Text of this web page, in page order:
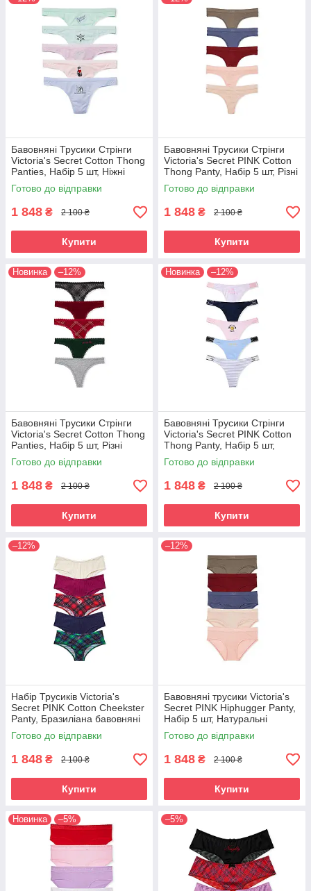
Бавовняні Трусики Стрінги
Victoria's Secret Cotton Thong
Panties, Набір 5 шт, Ніжні
кольори
Готово до відправки
1 848 ₴ 2 100 ₴
Купити
Бавовняні Трусики Стрінги
Victoria's Secret PINK Cotton
Thong Panty, Набір 5 шт, Різні
кольори (натуральні)
Готово до відправки
1 848 ₴ 2 100 ₴
Купити
Новинка –12%
Бавовняні Трусики Стрінги
Victoria's Secret Cotton Thong
Panties, Набір 5 шт, Різні
кольори
Готово до відправки
1 848 ₴ 2 100 ₴
Купити
Новинка –12%
Бавовняні Трусики Стрінги
Victoria's Secret PINK Cotton
Thong Panty, Набір 5 шт,
Кольорові смужка
Готово до відправки
1 848 ₴ 2 100 ₴
Купити
–12%
Набір Трусиків Victoria's
Secret PINK Cotton Cheekster
Panty, Бразиліана бавовняні
в рубчик, 5 шт
Готово до відправки
1 848 ₴ 2 100 ₴
Купити
–12%
Бавовняні трусики Victoria's
Secret PINK Hiphugger Panty,
Набір 5 шт, Натуральні
кольори
Готово до відправки
1 848 ₴ 2 100 ₴
Купити
Новинка –5% –5%